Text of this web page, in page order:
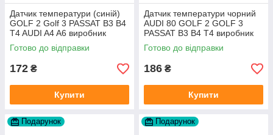
Датчик температури (синій)
GOLF 2 Golf 3 PASSAT B3 B4
T4 AUDI A4 A6 виробник
Topran Німеччина
Готово до відправки
172 ₴
Купити
Датчик температури чорний
AUDI 80 GOLF 2 GOLF 3
PASSAT B3 B4 T4 виробник
TOPRAN Німеччина
Готово до відправки
186 ₴
Купити
Подарунок Подарунок